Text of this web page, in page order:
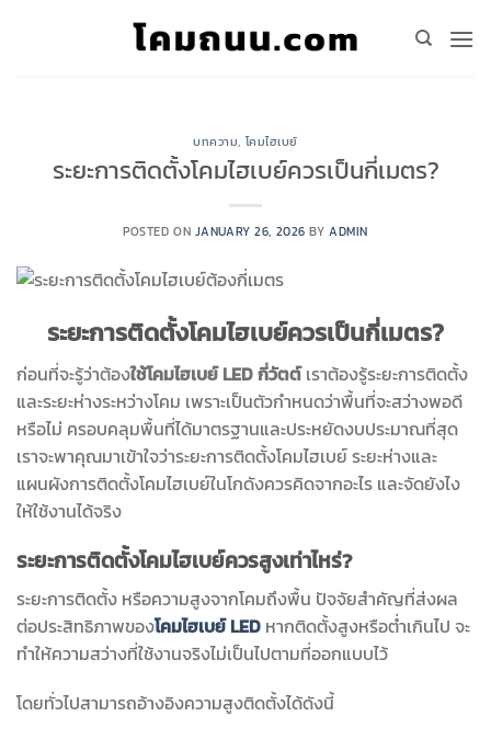
บทความ, โคมไฮเบย์
ระยะการติดตั้งโคมไฮเบย์ควรเป็นกี่เมตร?
POSTED ON JANUARY 26, 2026 BY ADMIN
ระยะการติดตั้งโคมไฮเบย์ควรเป็นกี่เมตร?
ก่อนที่จะรู้ว่าต้องใช้โคมไฮเบย์ LED กี่วัตต์เราต้องรู้ระยะการติดตั้ง
และระยะห่างระหว่างโคม เพราะเป็นตัวกำหนดว่าพื้นที่จะสว่างพอดี
หรือไม่ ครอบคลุมพื้นที่ได้มาตรฐานและประหยัดงบประมาณที่สุด
เราจะพาคุณมาเข้าใจว่าระยะการติดตั้งโคมไฮเบย์ ระยะห่างและ
แผนผังการติดตั้งโคมไฮเบย์ในโกดังควรคิดจากอะไร และจัดยังไง
ให้ใช้งานได้จริง
ระยะการติดตั้งโคมไฮเบย์ควรสูงเท่าไหร่?
ระยะการติดตั้ง หรือความสูงจากโคมถึงพื้น ปัจจัยสำคัญที่ส่งผล
ต่อประสิทธิภาพของโคมไฮเบย์ LED หากติดตั้งสูงหรือต่ำเกินไป จะ
ทำให้ความสว่างที่ใช้งานจริงไม่เป็นไปตามที่ออกแบบไว้
โดยทั่วไปสามารถอ้างอิงความสูงติดตั้งได้ดังนี้